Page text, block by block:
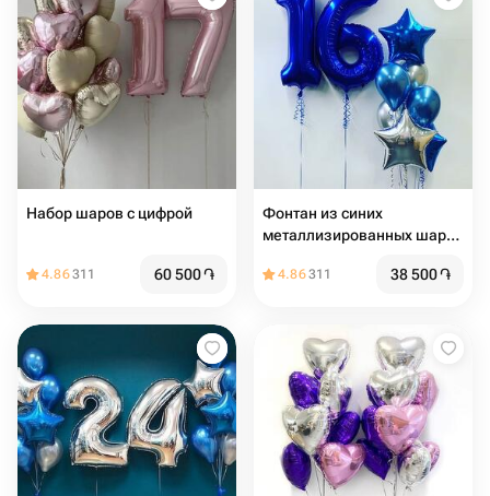
Набор шаров с цифрой
4.86311 60 500֏
Фонтан из синих
металлизированных шаров
4.86311 38 500֏